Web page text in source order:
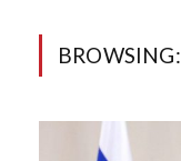
BROWSING: